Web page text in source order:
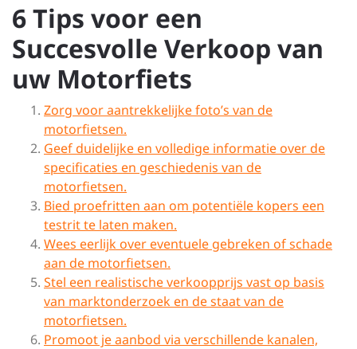
6 Tips voor een
Succesvolle Verkoop van
uw Motorfiets
Zorg voor aantrekkelijke foto’s van de
motorfietsen.
Geef duidelijke en volledige informatie over de
specificaties en geschiedenis van de
motorfietsen.
Bied proefritten aan om potentiële kopers een
testrit te laten maken.
Wees eerlijk over eventuele gebreken of schade
aan de motorfietsen.
Stel een realistische verkoopprijs vast op basis
van marktonderzoek en de staat van de
motorfietsen.
Promoot je aanbod via verschillende kanalen,